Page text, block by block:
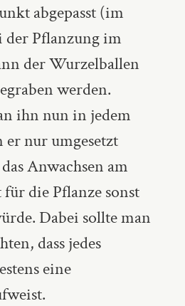
abgepasst (im
der Pflanzung im
der Wurzelballen
werden.
ihn nun in jedem
er nur umgesetzt
Anwachsen am
die Pflanze sonst
Dabei sollte man
dass jedes
eine